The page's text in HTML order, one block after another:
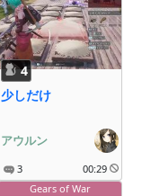
4
少しだけ
アウルン
3
00:29
Gears of War